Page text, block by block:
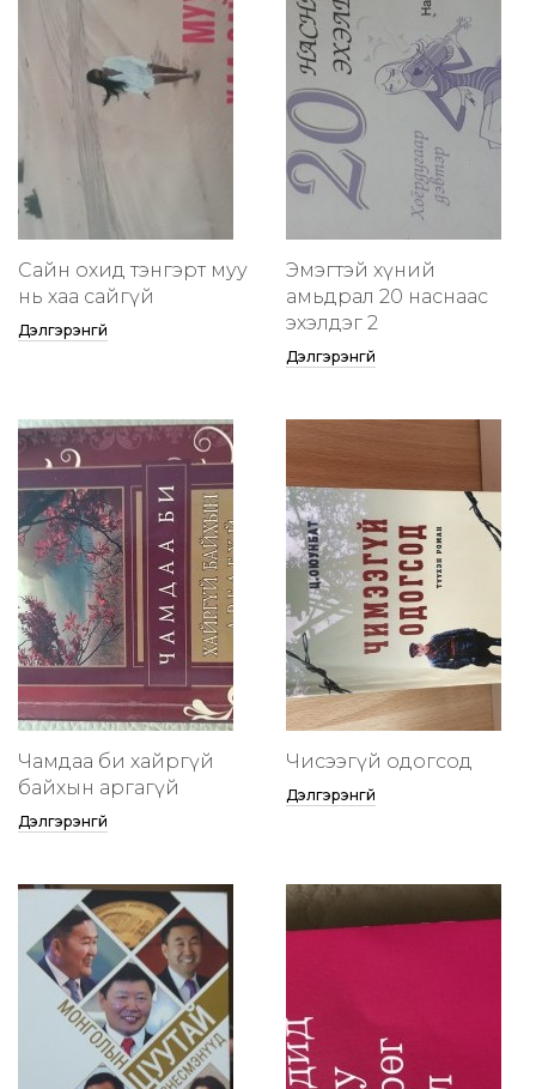
Сайн охид тэнгэрт муу
нь хаа сайгүй
Дэлгэрэнгүй
Эмэгтэй хүний
амьдрал 20 наснаас
эхэлдэг 2
Дэлгэрэнгүй
Чамдаа би хайргүй
байхын аргагүй
Дэлгэрэнгүй
Чисээгүй одогсод
Дэлгэрэнгүй